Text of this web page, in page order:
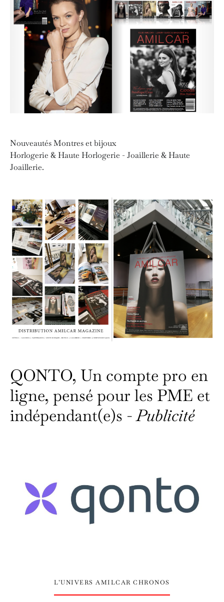
Nouveautés Montres et bijoux
Horlogerie & Haute Horlogerie - Joaillerie & Haute
Joaillerie.
QONTO, Un compte pro en
ligne, pensé pour les PME et
indépendant(e)s -Publicité
L’UNIVERS AMILCAR CHRONOS